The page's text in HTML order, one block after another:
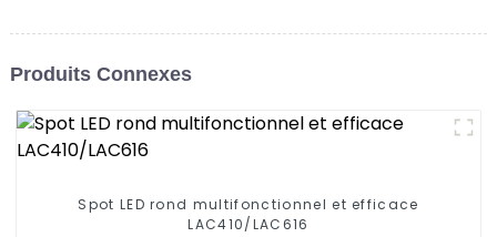
Produits Connexes
Spot LED rond multifonctionnel et efficace
LAC410/LAC616